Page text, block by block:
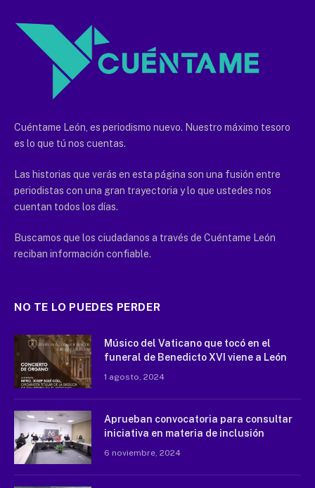
Cuéntame León, es periodismo nuevo. Nuestro máximo tesoro
es lo que tú nos cuentas.
Las historias que verás en esta página son una fusión entre
periodistas con una gran trayectoria y lo que ustedes nos
cuentan todos los días.
Buscamos que los ciudadanos a través de Cuéntame León
reciban información confiable.
NO TE LO PUEDES PERDER
Músico del Vaticano que tocó en el
funeral de Benedicto XVI viene a León
1 agosto, 2024
Aprueban convocatoria para consultar
iniciativa en materia de inclusión
6 noviembre, 2024